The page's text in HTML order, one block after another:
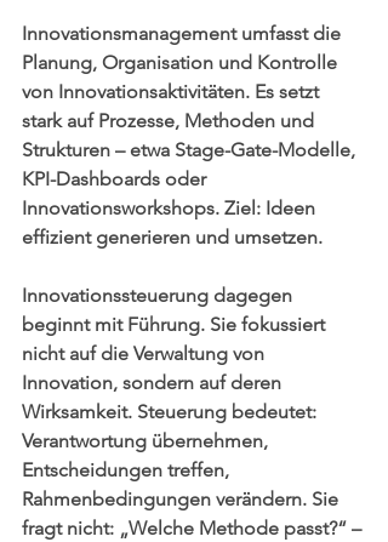
Innovationsmanagement umfasst die
Planung, Organisation und Kontrolle
von Innovationsaktivitäten. Es setzt
stark auf Prozesse, Methoden und
Strukturen – etwa Stage-Gate-Modelle,
KPI-Dashboards oder
Innovationsworkshops. Ziel: Ideen
effizient generieren und umsetzen.
Innovationssteuerung dagegen
beginnt mit Führung. Sie fokussiert
nicht auf die Verwaltung von
Innovation, sondern auf deren
Wirksamkeit. Steuerung bedeutet:
Verantwortung übernehmen,
Entscheidungen treffen,
Rahmenbedingungen verändern. Sie
fragt nicht: „Welche Methode passt?“ –